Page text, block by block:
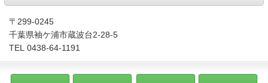
〒299-0245
千葉県袖ケ浦市蔵波台2-28-5
TEL 0438-64-1191